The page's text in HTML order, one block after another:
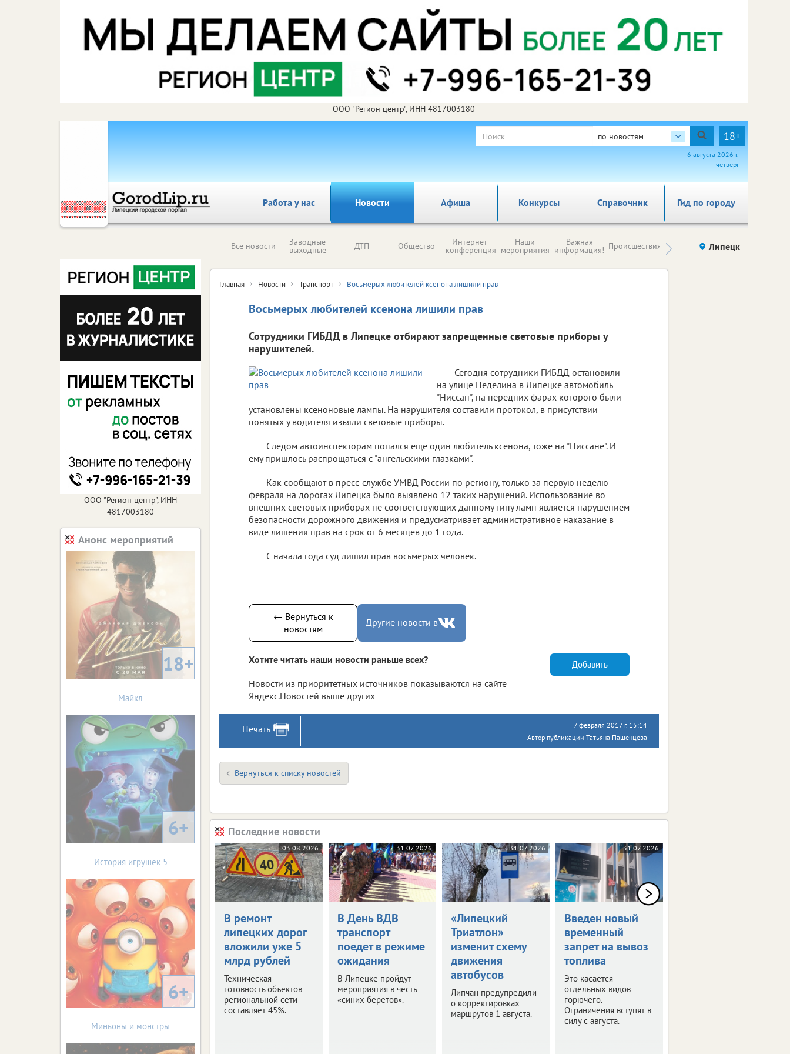
ООО "Регион центр", ИНН 4817003180
по новостям 18+
6 августа 2026 г.
четверг
Работа у нас Новости Афиша Справочник Гид по городу
Конкурсы
Все новости Заводные
выходные ДТП Общество Интернет-
конференция
Наши
мероприятия
Важная
информация! Происшествия Здоровье компаний (на
правах
Липецк
Главная Новости Транспорт Восьмерых любителей ксенона лишили прав
Восьмерых любителей ксенона лишили прав
Сотрудники ГИБДД в Липецке отбирают запрещенные световые приборы у
нарушителей.
Сегодня сотрудники ГИБДД остановили
на улице Неделина в Липецке автомобиль
"Ниссан", на передних фарах которого были
установлены ксеноновые лампы. На нарушителя составили протокол, в присутствии
понятых у водителя изъяли световые приборы.
Следом автоинспекторам попался еще один любитель ксенона, тоже на "Ниссане". И
ему пришлось распрощаться с "ангельскими глазками".
Как сообщают в пресс-службе УМВД России по региону, только за первую неделю
февраля на дорогах Липецка было выявлено 12 таких нарушений. Использование во
внешних световых приборах не соответствующих данному типу ламп является нарушением
безопасности дорожного движения и предусматривает административное наказание в
виде лишения прав на срок от 6 месяцев до 1 года.
С начала года суд лишил прав восьмерых человек.
← Вернуться к
новостям
Другие новости в
Хотите читать наши новости раньше всех?
Новости из приоритетных источников показываются на сайте
Яндекс.Новостей выше других
Добавить
Печать
7 февраля 2017 г. 15:14
Автор публикации Татьяна Пашенцева
Вернуться к списку новостей
Последние новости
03.08.2026
В ремонт
липецких дорог
вложили уже 5
млрд рублей
Техническая
готовность объектов
региональной сети
составляет 45%.
31.07.2026
В День ВДВ
транспорт
поедет в режиме
ожидания
В Липецке пройдут
мероприятия в честь
«синих беретов».
31.07.2026
«Липецкий
Триатлон»
изменит схему
движения
автобусов
Липчан предупредили
о корректировках
маршрутов 1 августа.
31.07.2026
Введен новый
временный
запрет на вывоз
топлива
Это касается
отдельных видов
горючего.
Ограничения вступят в
силу с августа.
ООО "Регион центр", ИНН
4817003180
Анонс мероприятий
18+
Майкл
6+
История игрушек 5
6+
Миньоны и монстры